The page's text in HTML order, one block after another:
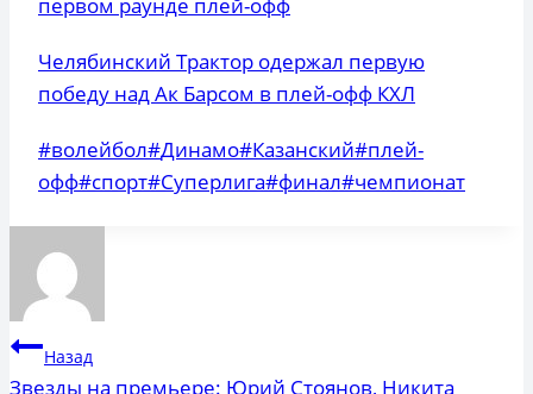
Челябинский Трактор одержал первую
победу над Ак Барсом в плей-офф КХЛ
Метки
записи:
#волейбол#Динамо#Казанский#плей-
офф#спорт#Суперлига#финал#чемпионат
Навигация
Назад
Звезды на премьере: Юрий Стоянов, Никита